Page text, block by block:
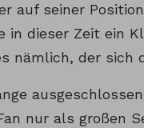
auf seiner
in dieser Zeit ein
nämlich, der
nur als großen